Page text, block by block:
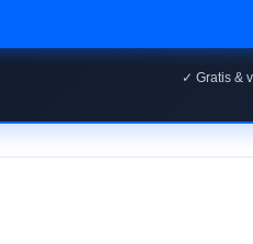
✓ Gratis &